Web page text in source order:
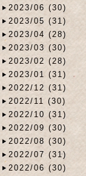
2023/06 (30)
2023/05 (31)
2023/04 (28)
2023/03 (30)
2023/02 (28)
2023/01 (31)
2022/12 (31)
2022/11 (30)
2022/10 (31)
2022/09 (30)
2022/08 (30)
2022/07 (31)
2022/06 (30)